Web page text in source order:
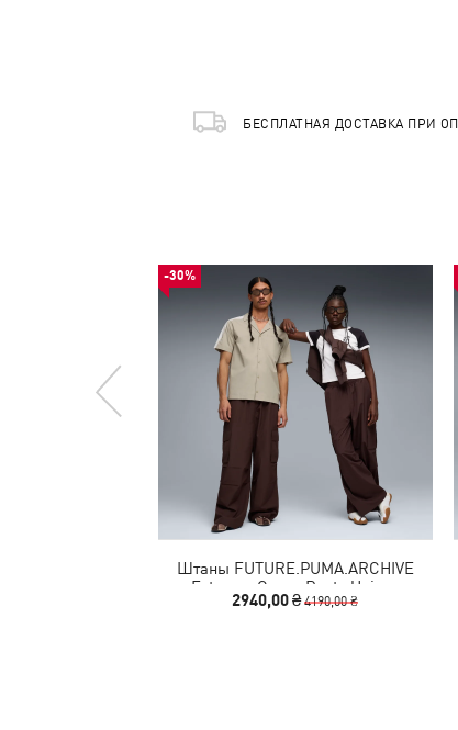
БЕСПЛАТНАЯ ДОСТАВКА ПРИ
-30%
Штаны FUTURE.PUMA.ARCHIVE
Extreme Cargo Pants Unisex
2940,00 ₴4190,00 ₴